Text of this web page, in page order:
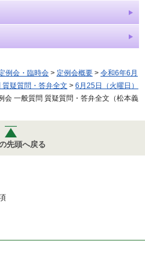
例会・臨時会 > 定例会概要 > 令和6年6月
疑質問・答弁全文 > 6月25日（火曜日）
会 一般質問 質疑質問・答弁全文（松本義
先頭へ戻る